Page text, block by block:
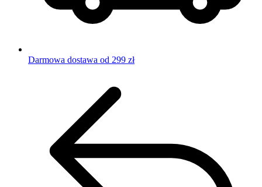
Darmowa dostawa od 299 zł